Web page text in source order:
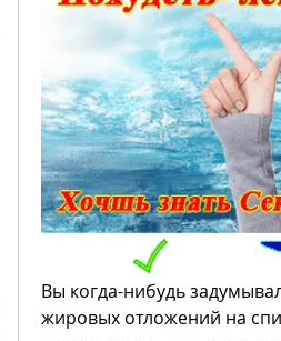
Вы когда-нибудь
жировых отложений на